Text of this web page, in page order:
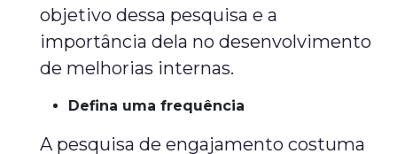
objetivo dessa pesquisa e a
importância dela no desenvolvimento
de melhorias internas.
Defina uma frequência
A pesquisa de engajamento costuma